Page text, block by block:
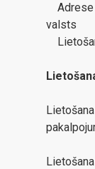
Adrese
valsts